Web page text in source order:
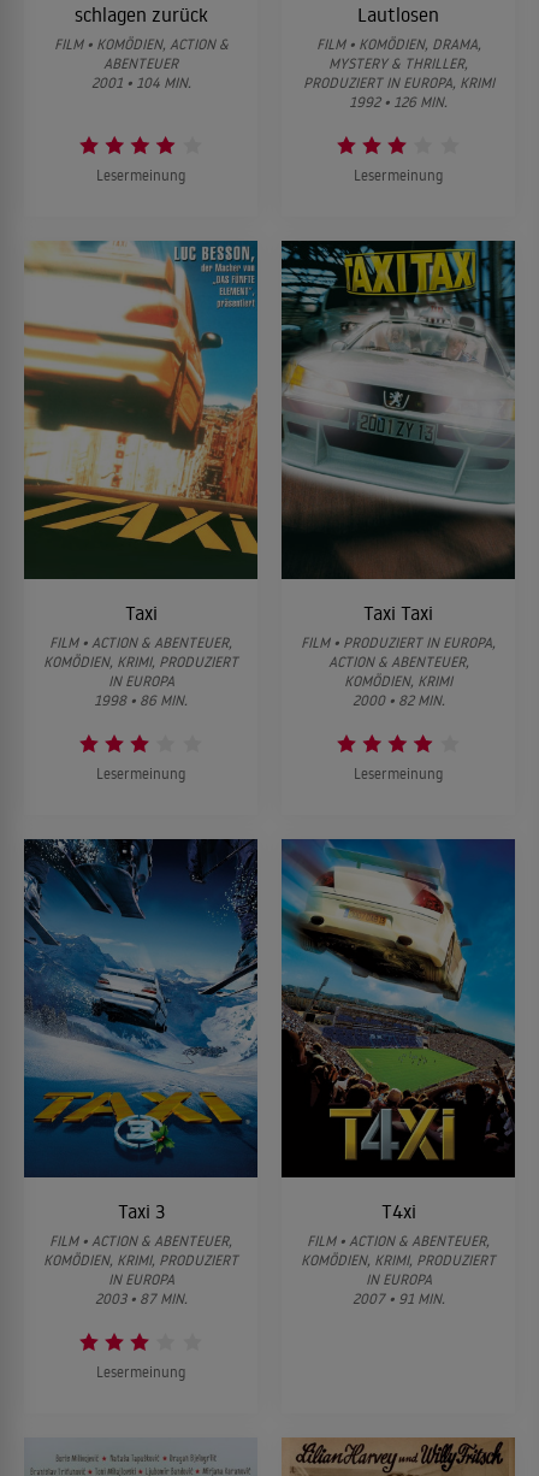
schlagen zurück
FILM • KOMÖDIEN, ACTION &
ABENTEUER
2001 • 104 MIN.
Lesermeinung
Lautlosen
FILM • KOMÖDIEN, DRAMA,
MYSTERY & THRILLER,
PRODUZIERT IN EUROPA, KRIMI
1992 • 126 MIN.
Lesermeinung
Taxi
FILM • ACTION & ABENTEUER,
KOMÖDIEN, KRIMI, PRODUZIERT
IN EUROPA
1998 • 86 MIN.
Lesermeinung
Taxi Taxi
FILM • PRODUZIERT IN EUROPA,
ACTION & ABENTEUER,
KOMÖDIEN, KRIMI
2000 • 82 MIN.
Lesermeinung
Taxi 3
FILM • ACTION & ABENTEUER,
KOMÖDIEN, KRIMI, PRODUZIERT
IN EUROPA
2003 • 87 MIN.
Lesermeinung
T4xi
FILM • ACTION & ABENTEUER,
KOMÖDIEN, KRIMI, PRODUZIERT
IN EUROPA
2007 • 91 MIN.